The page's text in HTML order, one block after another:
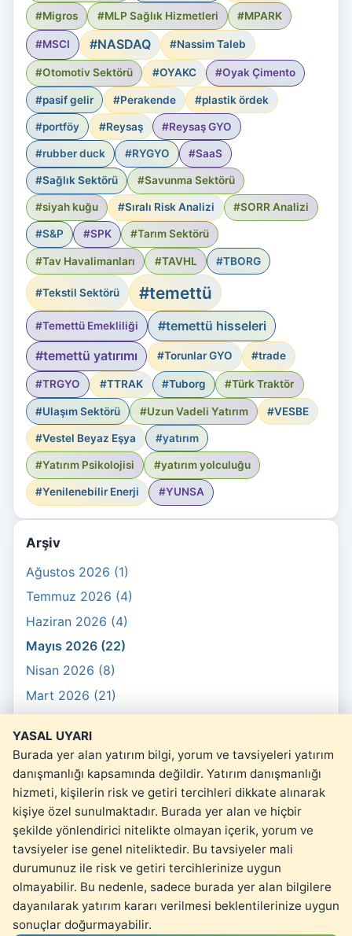
#Migros #MLP Sağlık Hizmetleri #MPARK
#MSCI #NASDAQ #Nassim Taleb
#Otomotiv Sektörü #OYAKC #Oyak Çimento
#pasif gelir #Perakende #plastik ördek
#portföy #Reysaş #Reysaş GYO
#rubber duck #RYGYO #SaaS
#Sağlık Sektörü #Savunma Sektörü
#siyah kuğu #Sıralı Risk Analizi #SORR Analizi
#S&P #SPK #Tarım Sektörü
#Tav Havalimanları #TAVHL #TBORG
#Tekstil Sektörü #temettü
#Temettü Emekliliği
#temettü hisseleri
#temettü yatırımı
#Torunlar GYO #trade
#TRGYO #TTRAK #Tuborg #Türk Traktör
#Ulaşım Sektörü #Uzun Vadeli Yatırım #VESBE
#Vestel Beyaz Eşya #yatırım
#Yatırım Psikolojisi #yatırım yolculuğu
#Yenilenebilir Enerji #YUNSA
Arşiv
Ağustos 2026 (1)
Temmuz 2026 (4)
Haziran 2026 (4)
Mayıs 2026 (22)
Nisan 2026 (8)
Mart 2026 (21)
Ocak 2026 (3)
Yasal Uyarı
YASAL UYARI
Burada yer alan yatırım bilgi, yorum ve tavsiyeleri yatırım
danışmanlığı kapsamında değildir. Yatırım danışmanlığı
hizmeti, kişilerin risk ve getiri tercihleri dikkate alınarak
kişiye özel sunulmaktadır. Burada yer alan ve hiçbir
şekilde yönlendirici nitelikte olmayan içerik, yorum ve
tavsiyeler ise genel niteliktedir. Bu tavsiyeler mali
durumunuz ile risk ve getiri tercihlerinize uygun
olmayabilir. Bu nedenle, sadece burada yer alan bilgilere
dayanılarak yatırım kararı verilmesi beklentilerinize uygun
sonuçlar doğurmayabilir.
© 2026 kartopu.money